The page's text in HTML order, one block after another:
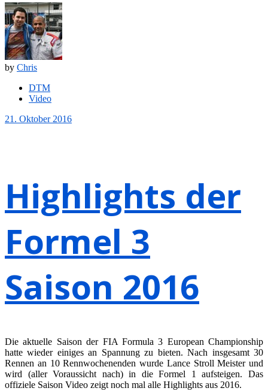
by Chris
DTM
Video
21. Oktober 2016
Highlights der
Formel 3
Saison 2016
Die aktuelle Saison der FIA Formula 3 European Championship
hatte wieder einiges an Spannung zu bieten. Nach insgesamt 30
Rennen an 10 Rennwochenenden wurde Lance Stroll Meister und
wird (aller Voraussicht nach) in die Formel 1 aufsteigen. Das
offiziele Saison Video zeigt noch mal alle Highlights aus 2016.